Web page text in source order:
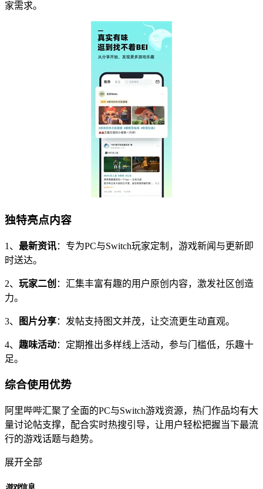
家需求。
独特亮点内容
1、 最新资讯：专为PC与Switch玩家定制，游戏新闻与更新即
时送达。
2、 玩家二创 ：汇集丰富有趣的用户原创内容，激发社区创造
力。
3、 图片分享：发帖支持图文并茂，让交流更生动直观。
4、 趣味活动：定期推出多样线上活动，参与门槛低，乐趣十
足。
综合使用优势
阿里哔哔汇聚了全面的PC与Switch游戏资源，热门作品均有大
量讨论帖支撑，配合实时热搜引导，让用户轻松把握当下最流
行的游戏话题与趋势。
展开全部